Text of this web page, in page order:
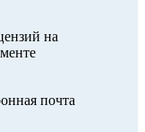
на
почта